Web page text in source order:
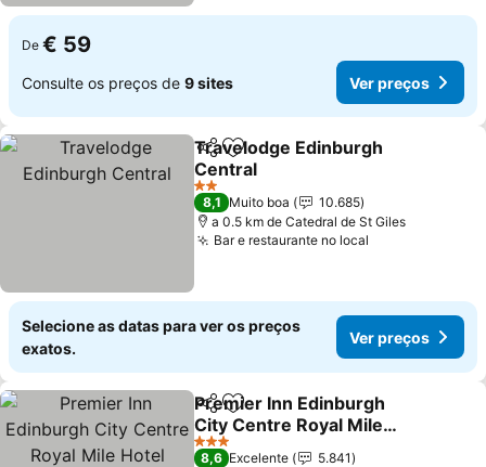
De € 59
Consulte os preços de 9 sites Ver preços
PartilharAdicionar aos favoritos
Travelodge Edinburgh
Central
2 Estrelas
8,1 Muito boa
10.685
a 0.5 km de Catedral de St Giles
Bar e restaurante no local
Selecione as datas para ver os preços
exatos.
Ver preços
PartilharAdicionar aos favoritos
Premier Inn Edinburgh
City Centre Royal Mile
Hotel
3 Estrelas
8,6 Excelente
5.841